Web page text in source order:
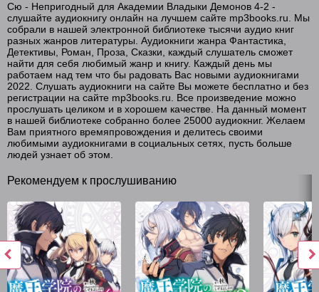
16 Владыка демонов v04-2 - Глава 54
17 Владыка демонов v04-2 - Глава 55
18 Владыка демонов v04-2 - Глава 56
19 Владыка демонов v04-2 - Глава 57
20 Владыка демонов v04-2 - Глава 58
21 Владыка демонов v04-2 - Глава 59
22 Владыка демонов v04-2 - Глава 60
23 Владыка демонов v04-2 - Глава 61
24 Владыка демонов v04-2 - Глава 62
25 Владыка демонов v04-2 - Глава 63
26 Владыка демонов v04-2 - Глава 64
27 Владыка демонов v04-2 - Глава 65
Сю - Непригодный для Академии Владыки Демонов 4-2 -
слушайте аудиокнигу онлайн на лучшем сайте mp3books.ru. Мы
собрали в нашей электронной библиотеке тысячи аудио книг
разных жанров литературы. Аудиокниги жанра Фантастика,
Детективы, Роман, Проза, Сказки, каждый слушатель сможет
найти для себя любимый жанр и книгу. Каждый день мы
работаем над тем что бы радовать Вас новыми аудиокнигами
2022. Слушать аудиокниги на сайте Вы можете бесплатно и без
регистрации на сайте mp3books.ru. Все произведение можно
прослушать целиком и в хорошем качестве. На данный момент
в нашей библиотеке собранно более 25000 аудиокниг. Желаем
Вам приятного времяпровождения и делитесь своими
любимыми аудиокнигами в социальных сетях, пусть больше
людей узнает об этом.
Рекомендуем к прослушиванию